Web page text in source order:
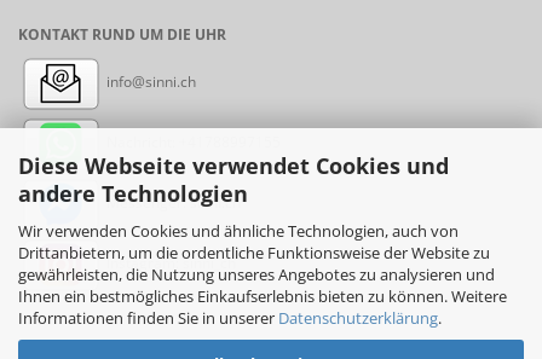
Diese Webseite verwendet Cookies und
andere Technologien
Wir verwenden Cookies und ähnliche Technologien, auch von
Drittanbietern, um die ordentliche Funktionsweise der Website zu
gewährleisten, die Nutzung unseres Angebotes zu analysieren und
Ihnen ein bestmögliches Einkaufserlebnis bieten zu können. Weitere
Informationen finden Sie in unserer Datenschutzerklärung.
KONTAKT RUND UM DIE UHR
info@sinni.ch
Messenger: sinni.ch
Instagram: sinni_ch